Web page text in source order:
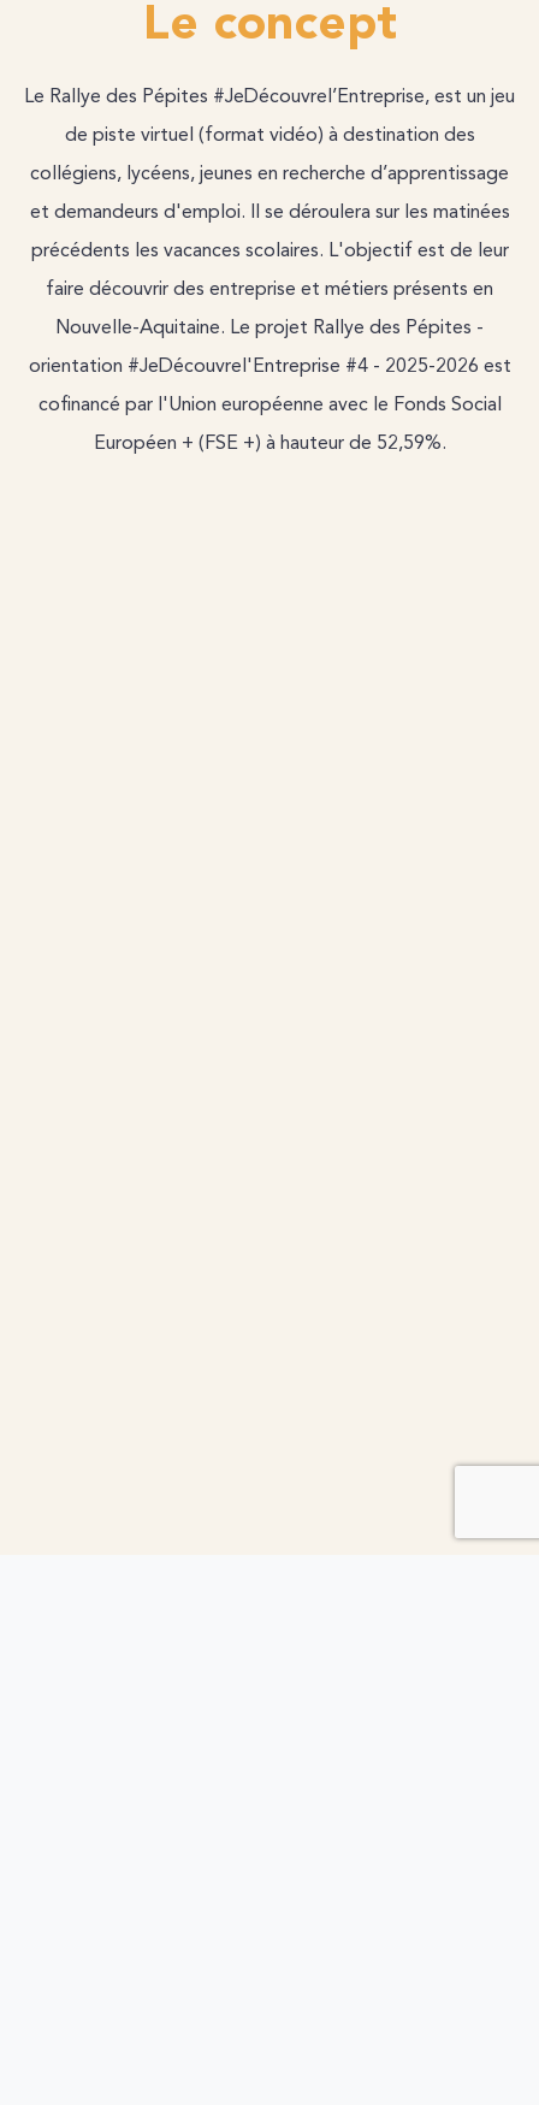
Le concept
Le Rallye des Pépites #JeDécouvrel’Entreprise, est un jeu
de piste virtuel (format vidéo) à destination des
collégiens, lycéens, jeunes en recherche d’apprentissage
et demandeurs d'emploi. Il se déroulera sur les matinées
précédents les vacances scolaires. L'objectif est de leur
faire découvrir des entreprise et métiers présents en
Nouvelle-Aquitaine. Le projet Rallye des Pépites -
orientation #JeDécouvrel'Entreprise #4 - 2025-2026 est
cofinancé par l'Union européenne avec le Fonds Social
Européen + (FSE +) à hauteur de 52,59%.